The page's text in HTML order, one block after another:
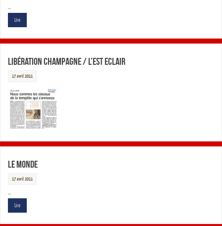
…
Lire
Libération Champagne / L’Est Eclair
17 avril 2011
Le Monde
17 avril 2011
…
Lire